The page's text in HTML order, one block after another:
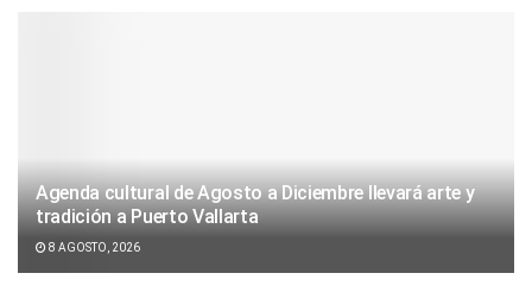
Agenda cultural de Agosto a Diciembre llevará arte y
tradición a Puerto Vallarta
8 AGOSTO, 2026